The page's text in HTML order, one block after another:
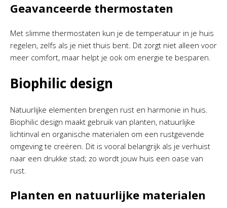
Geavanceerde thermostaten
Met slimme thermostaten kun je de temperatuur in je huis
regelen, zelfs als je niet thuis bent. Dit zorgt niet alleen voor
meer comfort, maar helpt je ook om energie te besparen.
Biophilic design
Natuurlijke elementen brengen rust en harmonie in huis.
Biophilic design maakt gebruik van planten, natuurlijke
lichtinval en organische materialen om een rustgevende
omgeving te creëren. Dit is vooral belangrijk als je verhuist
naar een drukke stad; zo wordt jouw huis een oase van
rust.
Planten en natuurlijke materialen